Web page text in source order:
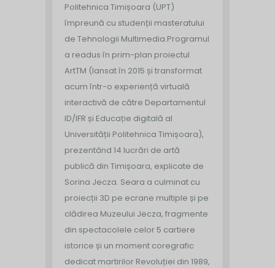
Politehnica Timișoara (UPT)
împreună cu studenții masteratului
de Tehnologii Multimedia.Programul
a readus în prim-plan proiectul
ArtTM (lansat în 2015 și transformat
acum într-o experiență virtuală
interactivă de către Departamentul
ID/IFR și Educație digitală al
Universității Politehnica Timișoara),
prezentând 14 lucrări de artă
publică din Timișoara, explicate de
Sorina Jecza. Seara a culminat cu
proiecții 3D pe ecrane multiple și pe
clădirea Muzeului Jecza, fragmente
din spectacolele celor 5 cartiere
istorice și un moment coregrafic
dedicat martirilor Revoluției din 1989,